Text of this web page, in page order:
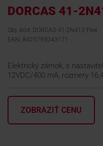
PRODUKTY
SPOLOČNOSŤ
ŠKOLENIE
PODPORA
DORCAS 41-
Obj. kód: DORCAS 41-2N412 Flex
EAN: 8425793043171
Elektrický zámok, s
12VDC/400 mA, rozmery
ZOBRAZIŤ CENU